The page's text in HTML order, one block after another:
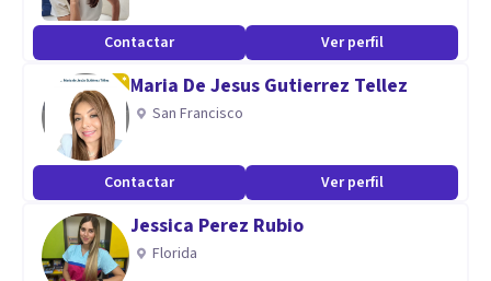
identidad personal y crecimiento de cada persona con el fin
de ayudarles a encontrar un propósito de vida y autocuidado
personal. La salud mental y espiritual es de gran
importancia abordarla ya que te lleva a crecer en tus
convicciones y crecimiento personal guiada con la palabra
Contactar Ver perfil
Maria De Jesus Gutierrez Tellez
San Francisco
Contactar Ver perfil
Jessica Perez Rubio
Florida